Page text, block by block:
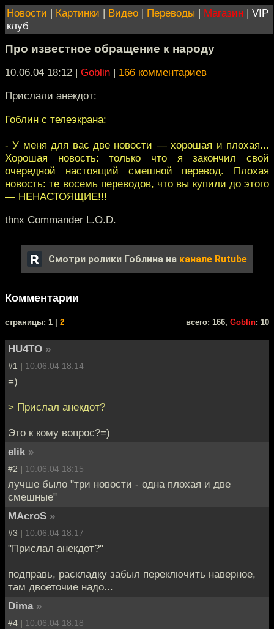
Новости | Картинки | Видео | Переводы | Магазин | VIP
клуб
Про известное обращение к народу
10.06.04 18:12 | Goblin | 166 комментариев
Прислали анекдот:
Гоблин с телеэкрана:
- У меня для вас две новости — хорошая и плохая...
Хорошая новость: только что я закончил свой
очередной настоящий смешной перевод. Плохая
новость: те восемь переводов, что вы купили до этого
— НЕНАСТОЯЩИЕ!!!
thnx Commander L.O.D.
Смотри ролики Гоблина на канале Rutube
Комментарии
cтраницы: 1 | 2 всего: 166, Goblin: 10
HU4TO »
#1 | 10.06.04 18:14
=)
> Прислал анекдот?
Это к кому вопрос?=)
elik »
#2 | 10.06.04 18:15
лучше было "три новости - одна плохая и две
смешные"
MAcroS »
#3 | 10.06.04 18:17
"Прислал анекдот?"
подправь, раскладку забыл переключить наверное,
там двоеточие надо...
Dima »
#4 | 10.06.04 18:18